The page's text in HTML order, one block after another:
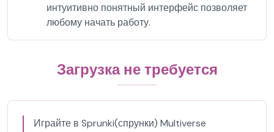
интуитивно понятный интерфейс позволяет
любому начать работу.
Загрузка не требуется
Играйте в Sprunki(спрунки) Multiverse